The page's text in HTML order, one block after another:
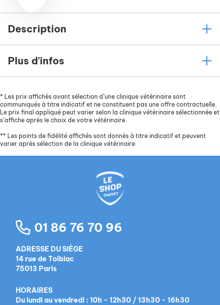
Description
Plus d'infos
* Les prix affichés avant sélection d’une clinique vétérinaire sont
communiqués à titre indicatif et ne constituent pas une offre contractuelle.
Le prix final appliqué peut varier selon la clinique vétérinaire sélectionnée et
s’affiche après le choix de votre vétérinaire.
** Les points de fidélité affichés sont donnés à titre indicatif et peuvent
varier après sélection de la clinique vétérinaire.
01 86 76 70 96
ADRESSE DU SIÈGE
14 rue de Tolbiac
75013 Paris
HORAIRES
Du lundi au vendredi : 10h - 12h30 / 13h30 - 16h30